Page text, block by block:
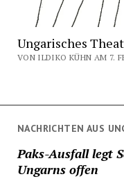
NACHRICHTEN AUS
Paks-Ausfall legt
Ungarns offen
Ungarisches
VON ILDIKO KÜHN AM 7.